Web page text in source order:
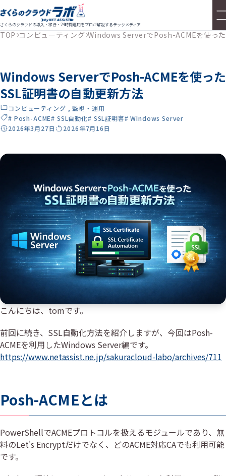
さくらのクラウドの導入・移行・24時間運用をプロが解説するテックメディア
TOP コンピューティング Windows ServerでPosh-ACMEを使っ
Windows ServerでPosh-ACMEを使った
SSL証明書の自動更新方法
コンピューティング ,監視・運用
# Posh-ACME# SSL自動化# SSL証明書# WIndows Server
2026年3月27日
2026年7月16日
こんにちは、tomです。
前回に続き、SSL自動化方法を紹介しますが、今回はPosh-
ACMEを利用したWindows Server編です。
https://www.netassist.ne.jp/sakuracloud-labo/archives/711
Posh-ACMEとは
PowerShellでACMEプロトコルを扱えるモジュールであり、無
料のLet's Encryptだけでなく、どのACME対応CAでも利用可能
です。